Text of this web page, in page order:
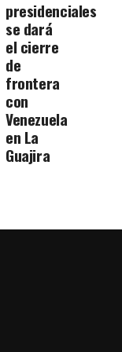
presidenciales
se dará
el cierre
de
frontera
con
Venezuela
en La
Guajira